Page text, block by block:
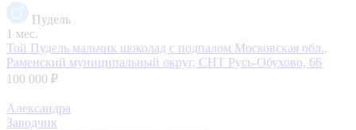
Пудель
1 мес.
Той Пудель мальчик шоколад с подпалом Московская обл.,
Раменский муниципальный округ, СНТ Русь-Обухово, 66
100 000 ₽
Александра
Заводчик